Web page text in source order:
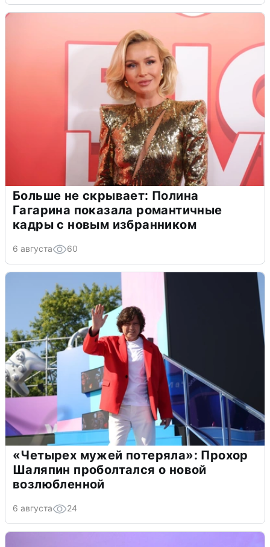
Больше не скрывает: Полина
Гагарина показала романтичные
кадры с новым избранником
6 августа 60
«Четырех мужей потеряла»: Прохор
Шаляпин проболтался о новой
возлюбленной
6 августа 24